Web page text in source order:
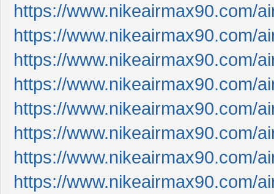
https://www.nikeairmax90.com/
https://www.nikeairmax90.com/
https://www.nikeairmax90.com/
https://www.nikeairmax90.com/
https://www.nikeairmax90.com/
https://www.nikeairmax90.com/
https://www.nikeairmax90.com/
https://www.nikeairmax90.com/